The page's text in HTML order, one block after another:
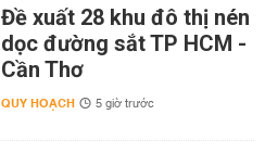
Đề xuất 28 khu đô thị nén
dọc đường sắt TP HCM -
Cần Thơ
QUY HOẠCH 5 giờ trước